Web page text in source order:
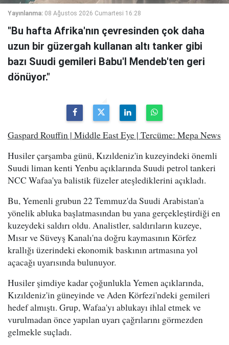
Yayınlanma: 08 Ağustos 2026 Cumartesi 16:28
"Bu hafta Afrika'nın çevresinden çok daha
uzun bir güzergah kullanan altı tanker gibi
bazı Suudi gemileri Babu'l Mendeb'ten geri
dönüyor."
Gaspard Rouffin | Middle East Eye | Tercüme: Mepa News
Husiler çarşamba günü, Kızıldeniz'in kuzeyindeki önemli
Suudi liman kenti Yenbu açıklarında Suudi petrol tankeri
NCC Wafaa'ya balistik füzeler ateşlediklerini açıkladı.
Bu, Yemenli grubun 22 Temmuz'da Suudi Arabistan'a
yönelik abluka başlatmasından bu yana gerçekleştirdiği en
kuzeydeki saldırı oldu. Analistler, saldırıların kuzeye,
Mısır ve Süveyş Kanalı'na doğru kaymasının Körfez
krallığı üzerindeki ekonomik baskının artmasına yol
açacağı uyarısında bulunuyor.
Husiler şimdiye kadar çoğunlukla Yemen açıklarında,
Kızıldeniz'in güneyinde ve Aden Körfezi'ndeki gemileri
hedef almıştı. Grup, Wafaa'yı ablukayı ihlal etmek ve
vurulmadan önce yapılan uyarı çağrılarını görmezden
gelmekle suçladı.